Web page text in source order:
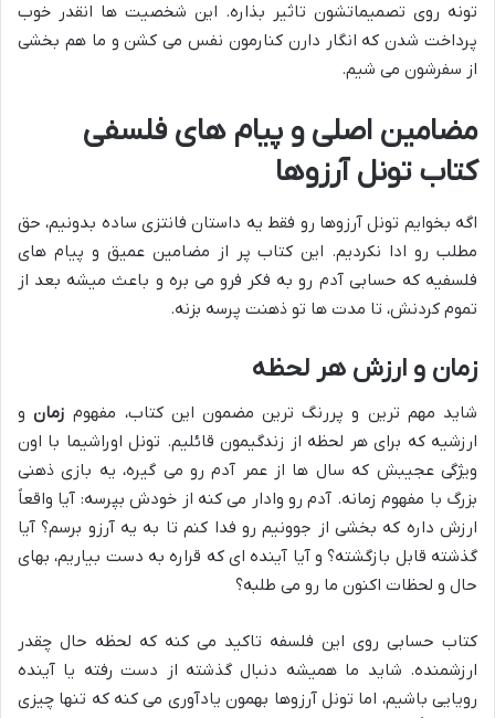
تونه روی تصمیماتشون تاثیر بذاره. این شخصیت ها انقدر خوب
پرداخت شدن که انگار دارن کنارمون نفس می کشن و ما هم بخشی
از سفرشون می شیم.
مضامین اصلی و پیام های فلسفی
کتاب تونل آرزوها
اگه بخوایم تونل آرزوها رو فقط یه داستان فانتزی ساده بدونیم، حق
مطلب رو ادا نکردیم. این کتاب پر از مضامین عمیق و پیام های
فلسفیه که حسابی آدم رو به فکر فرو می بره و باعث میشه بعد از
تموم کردنش، تا مدت ها تو ذهنت پرسه بزنه.
زمان و ارزش هر لحظه
شاید مهم ترین و پررنگ ترین مضمون این کتاب، مفهوم زمانو
ارزشیه که برای هر لحظه از زندگیمون قائلیم. تونل اوراشیما با اون
ویژگی عجیبش که سال ها از عمر آدم رو می گیره، یه بازی ذهنی
بزرگ با مفهوم زمانه. آدم رو وادار می کنه از خودش بپرسه: آیا واقعاً
ارزش داره که بخشی از جوونیم رو فدا کنم تا به یه آرزو برسم؟ آیا
گذشته قابل بازگشته؟ و آیا آینده ای که قراره به دست بیاریم، بهای
حال و لحظات اکنون ما رو می طلبه؟
کتاب حسابی روی این فلسفه تاکید می کنه که لحظه حال چقدر
ارزشمنده. شاید ما همیشه دنبال گذشته از دست رفته یا آینده
رویایی باشیم، اما تونل آرزوها بهمون یادآوری می کنه که تنها چیزی